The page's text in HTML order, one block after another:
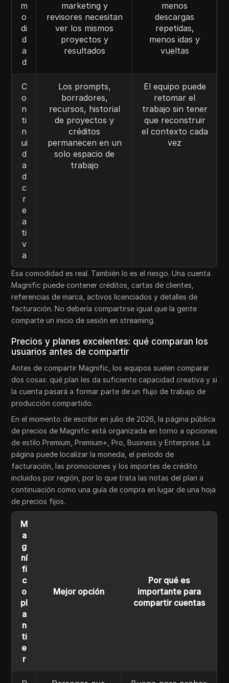
m
o
di
d
a
d
marketing y
revisores necesitan
ver los mismos
proyectos y
resultados
menos
descargas
repetidas,
menos idas y
vueltas
C
o
n
ti
n
ui
d
a
d
c
r
e
a
ti
v
a
Los prompts,
borradores,
recursos, historial
de proyectos y
créditos
permanecen en un
solo espacio de
trabajo
El equipo puede
retomar el
trabajo sin tener
que reconstruir
el contexto cada
vez
Esa comodidad es real. También lo es el riesgo. Una cuenta
Magnific puede contener créditos, cartas de clientes,
referencias de marca, activos licenciados y detalles de
facturación. No debería compartirse igual que la gente
comparte un inicio de sesión en streaming.
Precios y planes excelentes: qué comparan los
usuarios antes de compartir
Antes de compartir Magnific, los equipos suelen comparar
dos cosas: qué plan les da suficiente capacidad creativa y si
la cuenta pasará a formar parte de un flujo de trabajo de
producción compartido.
En el momento de escribir en julio de 2026, la página pública
de precios de Magnific está organizada en torno a opciones
de estilo Premium, Premium+, Pro, Business y Enterprise. La
página puede localizar la moneda, el periodo de
facturación, las promociones y los importes de crédito
incluidos por región, por lo que trata las notas del plan a
continuación como una guía de compra en lugar de una hoja
de precios fijos.
M
a
g
ní
fi
c
o
pl
a
n
ti
e
r
Mejor opción
Por qué es
importante para
compartir cuentas